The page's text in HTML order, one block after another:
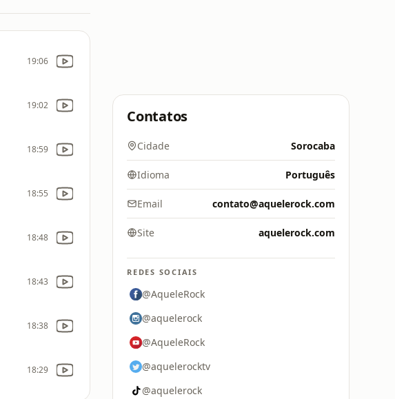
19:06
19:02
18:59
18:55
18:48
18:43
18:38
18:29
Contatos
Cidade Sorocaba
Idioma Português
Email contato@aquelerock.com
Site aquelerock.com
REDES SOCIAIS
@AqueleRock
@aquelerock
@AqueleRock
@aquelerocktv
@aquelerock